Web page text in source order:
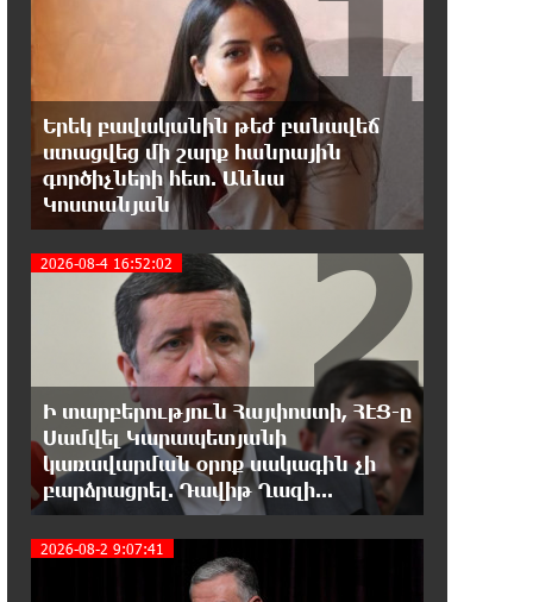
21:08:37 7-08-2026
ԵԱՏՄ֊ն չի ուզում, որ իր
միջոցներով զարգանա Հայաստանի
տնտեսությունը ու հետո գնա ԵՄ. Արշակ
Կարապետյան
21:07:27 7-08-2026
ԱՄՆ վերաքննիչ դատարանը
արգելափակել է Թրամփի 400
պարահանդեսային դահլիճի նախագիծը
21:03:44 7-08-2026
Կաթողիկոսի նկատմամբ
իրականացվող
բռնադատավարությունը միահեծան
իշխանության հետևանք է. Հանրային Դաշինք
20:59:50 7-08-2026
ընդդիմության անվերջանալի
պայքարում տուժում է միայն ու միայն ՀՀ
քաղաքացին. Աննա Կոստանյան
Երեկ բավականին թեժ բանավեճ
ստացվեց մի շարք հանրային
գործիչների հետ. Աննա
Կոստանյան
2026-08-4 16:52:02
Ի տարբերություն Հայփոստի, ՀԷՑ-ը
Սամվել Կարապետյանի
կառավարման օրոք սակագին չի
բարձրացրել. Դավիթ Ղազի...
2
2026-08-2 9:07:41